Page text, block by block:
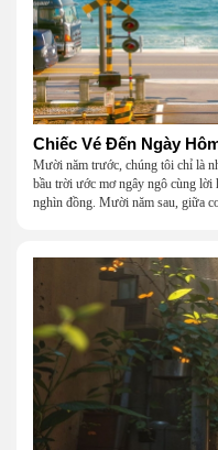
Chiếc Vé Đến Ngày
Mười năm trước, chúng tôi chỉ là
bầu trời ước mơ ngây ngô cùng lời
nghìn đồng. Mười năm sau, giữa